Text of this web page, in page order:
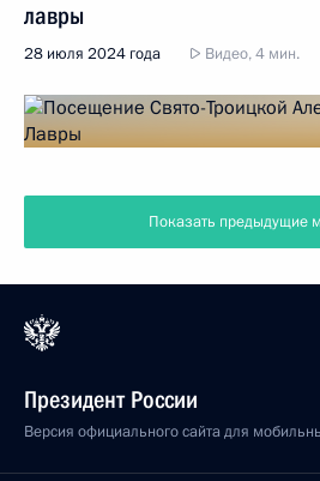
лавры
28 июля 2024 года Видео, 4 мин.
Показать предыдущие
Президент России
Версия официального сайта для